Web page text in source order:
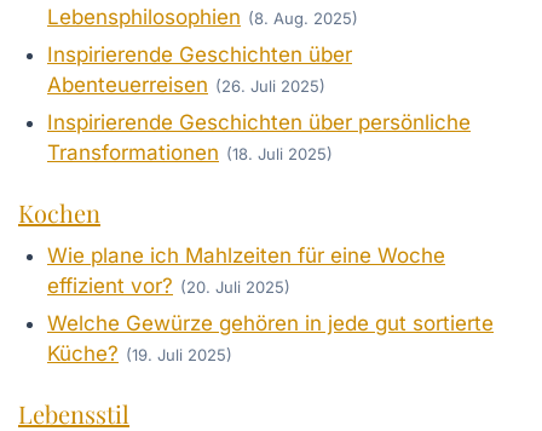
Lebensphilosophien (8. Aug. 2025)
Inspirierende Geschichten über
Abenteuerreisen (26. Juli 2025)
Inspirierende Geschichten über persönliche
Transformationen (18. Juli 2025)
Kochen
Wie plane ich Mahlzeiten für eine Woche
effizient vor? (20. Juli 2025)
Welche Gewürze gehören in jede gut sortierte
Küche? (19. Juli 2025)
Lebensstil